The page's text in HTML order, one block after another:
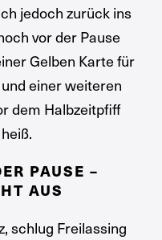
jedoch zurück ins
vor der Pause
Gelben Karte für
einer weiteren
dem Halbzeitpfiff
PAUSE –
AUS
schlug Freilassing